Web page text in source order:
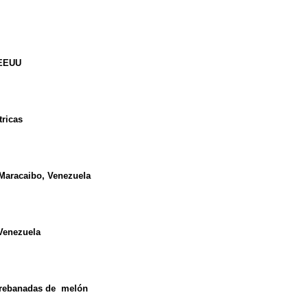
Venezuela
de melón